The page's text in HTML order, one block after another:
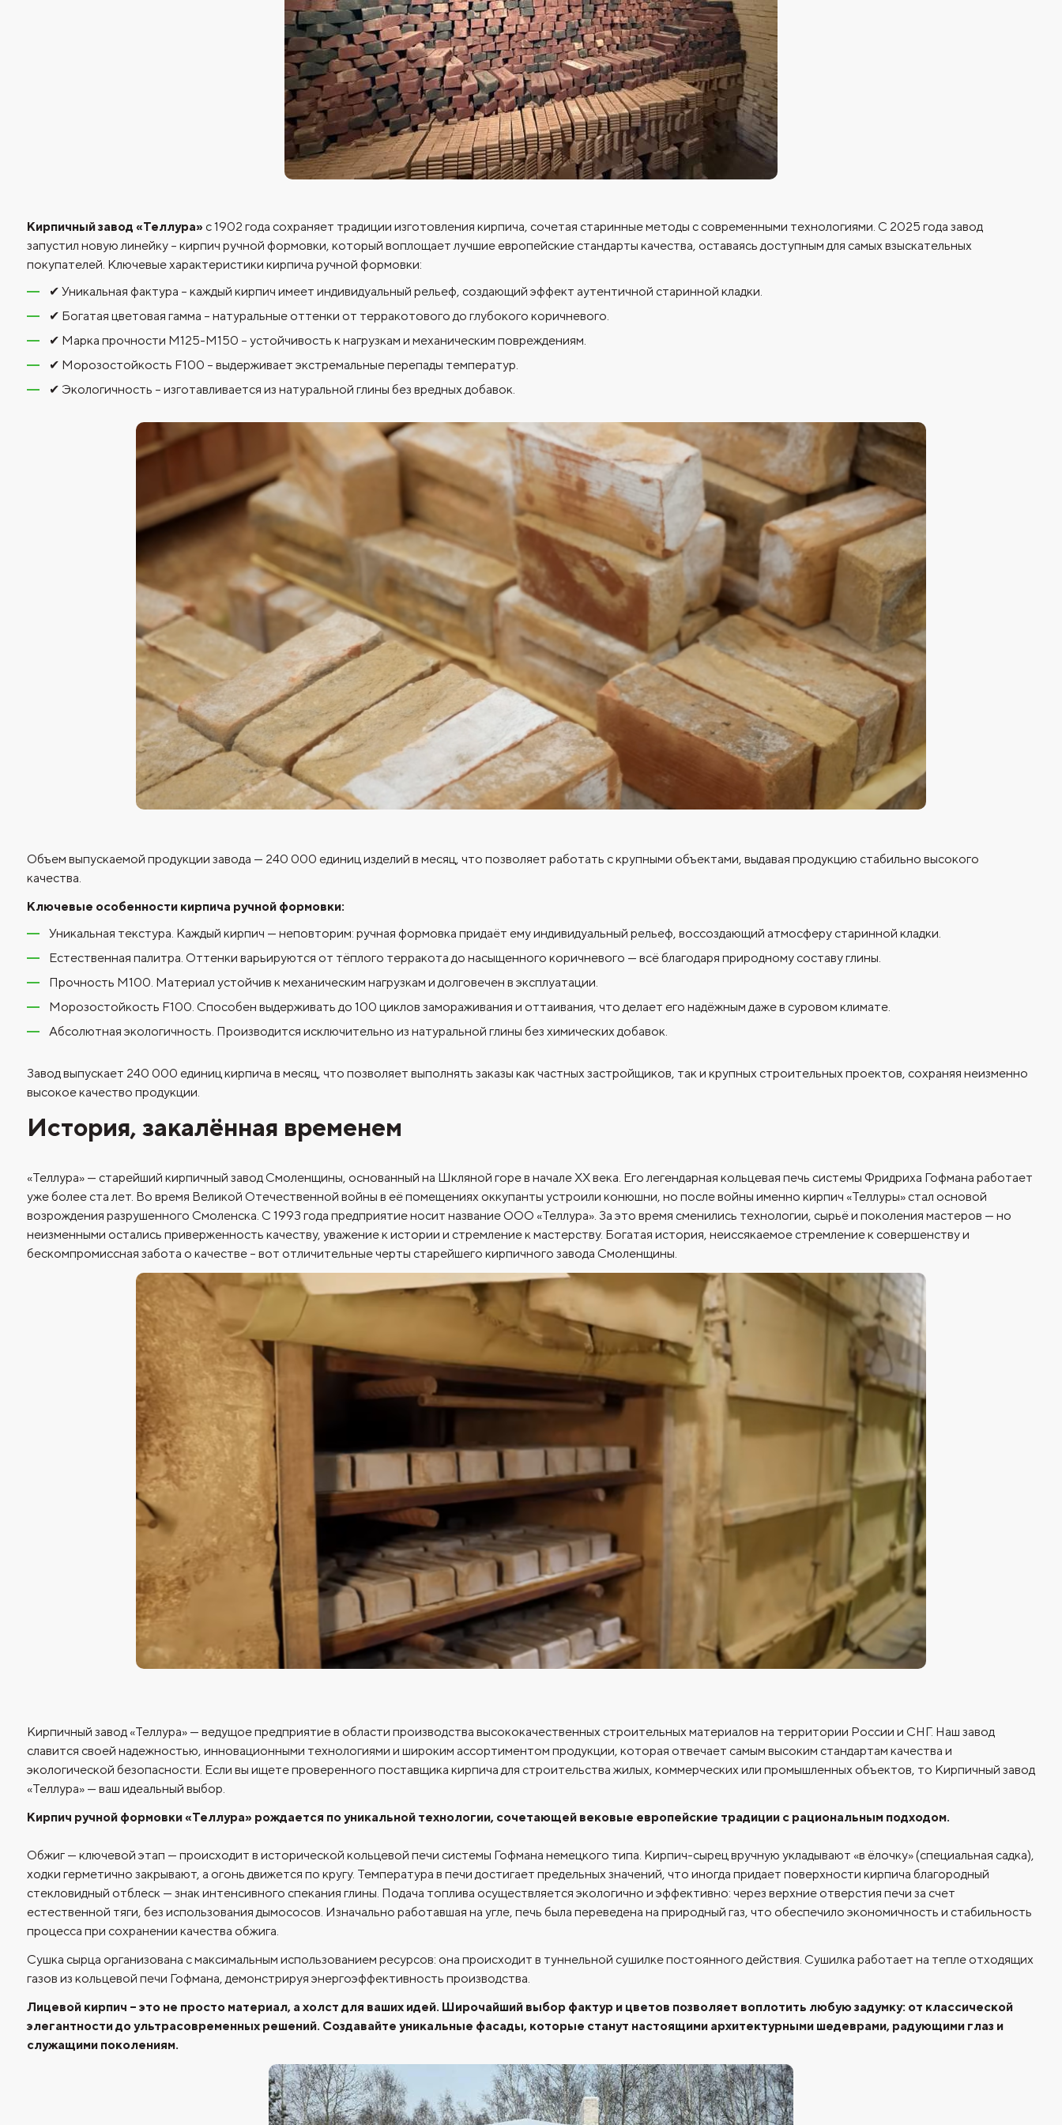
Кирпичный завод «Теллура» с 1902 года сохраняет традиции изготовления кирпича, сочетая старинные методы с современными технологиями. С 2025 года завод
запустил новую линейку – кирпич ручной формовки, который воплощает лучшие европейские стандарты качества, оставаясь доступным для самых взыскательных
покупателей. Ключевые характеристики кирпича ручной формовки:
✔ Уникальная фактура – каждый кирпич имеет индивидуальный рельеф, создающий эффект аутентичной старинной кладки.
✔ Богатая цветовая гамма – натуральные оттенки от терракотового до глубокого коричневого.
✔ Марка прочности М125-М150 – устойчивость к нагрузкам и механическим повреждениям.
✔ Морозостойкость F100 – выдерживает экстремальные перепады температур.
✔ Экологичность – изготавливается из натуральной глины без вредных добавок.
Объем выпускаемой продукции завода — 240 000 единиц изделий в месяц, что позволяет работать с крупными объектами, выдавая продукцию стабильно высокого
качества.
Ключевые особенности кирпича ручной формовки:
Уникальная текстура. Каждый кирпич — неповторим: ручная формовка придаёт ему индивидуальный рельеф, воссоздающий атмосферу старинной кладки.
Естественная палитра. Оттенки варьируются от тёплого терракота до насыщенного коричневого — всё благодаря природному составу глины.
Прочность М100. Материал устойчив к механическим нагрузкам и долговечен в эксплуатации.
Морозостойкость F100. Способен выдерживать до 100 циклов замораживания и оттаивания, что делает его надёжным даже в суровом климате.
Абсолютная экологичность. Производится исключительно из натуральной глины без химических добавок.
Завод выпускает 240 000 единиц кирпича в месяц, что позволяет выполнять заказы как частных застройщиков, так и крупных строительных проектов, сохраняя неизменно
высокое качество продукции.
История, закалённая временем
«Теллура» — старейший кирпичный завод Смоленщины, основанный на Шкляной горе в начале XX века. Его легендарная кольцевая печь системы Фридриха Гофмана работает
уже более ста лет. Во время Великой Отечественной войны в её помещениях оккупанты устроили конюшни, но после войны именно кирпич «Теллуры» стал основой
возрождения разрушенного Смоленска. С 1993 года предприятие носит название ООО «Теллура». За это время сменились технологии, сырьё и поколения мастеров — но
неизменными остались приверженность качеству, уважение к истории и стремление к мастерству. Богатая история, неиссякаемое стремление к совершенству и
бескомпромиссная забота о качестве – вот отличительные черты старейшего кирпичного завода Смоленщины.
Кирпичный завод «Теллура» — ведущое предприятие в области производства высококачественных строительных материалов на территории России и СНГ. Наш завод
славится своей надежностью, инновационными технологиями и широким ассортиментом продукции, которая отвечает самым высоким стандартам качества и
экологической безопасности. Если вы ищете проверенного поставщика кирпича для строительства жилых, коммерческих или промышленных объектов, то Кирпичный завод
«Теллура» — ваш идеальный выбор.
Кирпич ручной формовки «Теллура» рождается по уникальной технологии, сочетающей вековые европейские традиции с рациональным подходом.
Обжиг — ключевой этап — происходит в исторической кольцевой печи системы Гофмана немецкого типа. Кирпич-сырец вручную укладывают «в ёлочку» (специальная садка),
ходки герметично закрывают, а огонь движется по кругу. Температура в печи достигает предельных значений, что иногда придает поверхности кирпича благородный
стекловидный отблеск — знак интенсивного спекания глины. Подача топлива осуществляется экологично и эффективно: через верхние отверстия печи за счет
естественной тяги, без использования дымососов. Изначально работавшая на угле, печь была переведена на природный газ, что обеспечило экономичность и стабильность
процесса при сохранении качества обжига.
Сушка сырца организована с максимальным использованием ресурсов: она происходит в туннельной сушилке постоянного действия. Сушилка работает на тепле отходящих
газов из кольцевой печи Гофмана, демонстрируя энергоэффективность производства.
Лицевой кирпич – это не просто материал, а холст для ваших идей. Широчайший выбор фактур и цветов позволяет воплотить любую задумку: от классической
элегантности до ультрасовременных решений. Создавайте уникальные фасады, которые станут настоящими архитектурными шедеврами, радующими глаз и
служащими поколениям.